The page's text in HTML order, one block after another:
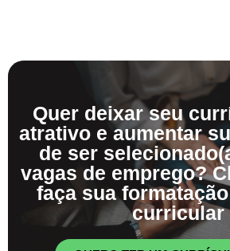
Quer deixar seu
atrativo e aumentar
de ser
vagas de emprego?
faça sua
curricular